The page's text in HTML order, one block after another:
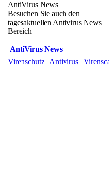
AntiVirus News
Besuchen Sie auch den
tagesaktuellen Antivirus News
Bereich
AntiVirus News
Virenschutz | Antivirus |